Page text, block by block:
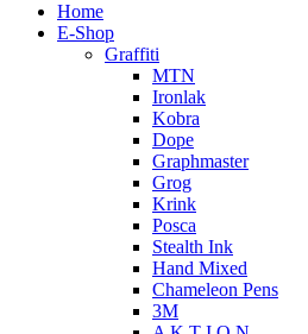
Home
E-Shop
Graffiti
MTN
Ironlak
Kobra
Dope
Graphmaster
Grog
Krink
Posca
Stealth Ink
Hand Mixed
Chameleon Pens
3M